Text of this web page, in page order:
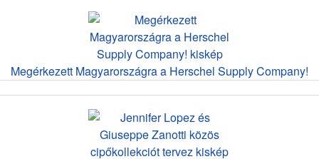
Megérkezett Magyarországra a Herschel Supply Company!